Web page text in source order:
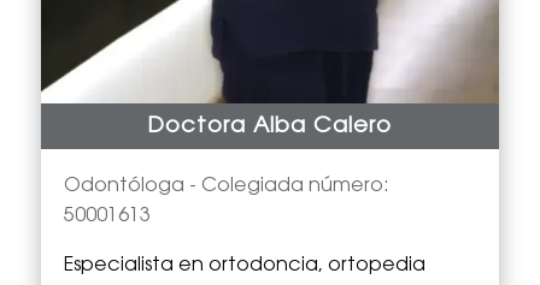
Doctora Alba Calero
Odontóloga - Colegiada número:
50001613
Especialista en ortodoncia, ortopedia